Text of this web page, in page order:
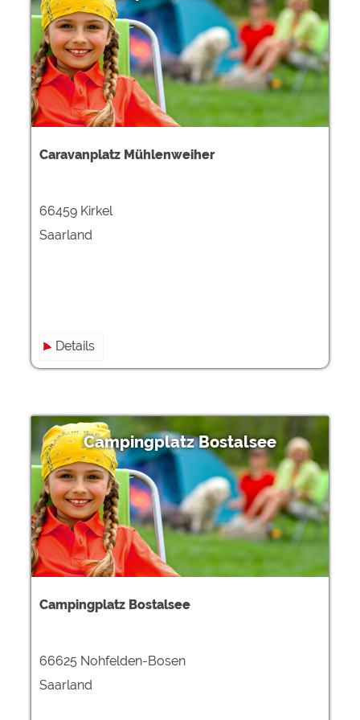
Caravanplatz Mühlenweiher
66459 Kirkel
Saarland
Details
Campingplatz Bostalsee
Campingplatz Bostalsee
66625 Nohfelden-Bosen
Saarland
Google Remarketing
https://policies.google.com/privacy
Die Cookieeinstellungen können jeder Zeit im Footer
über "COOKIES" geändert werden!